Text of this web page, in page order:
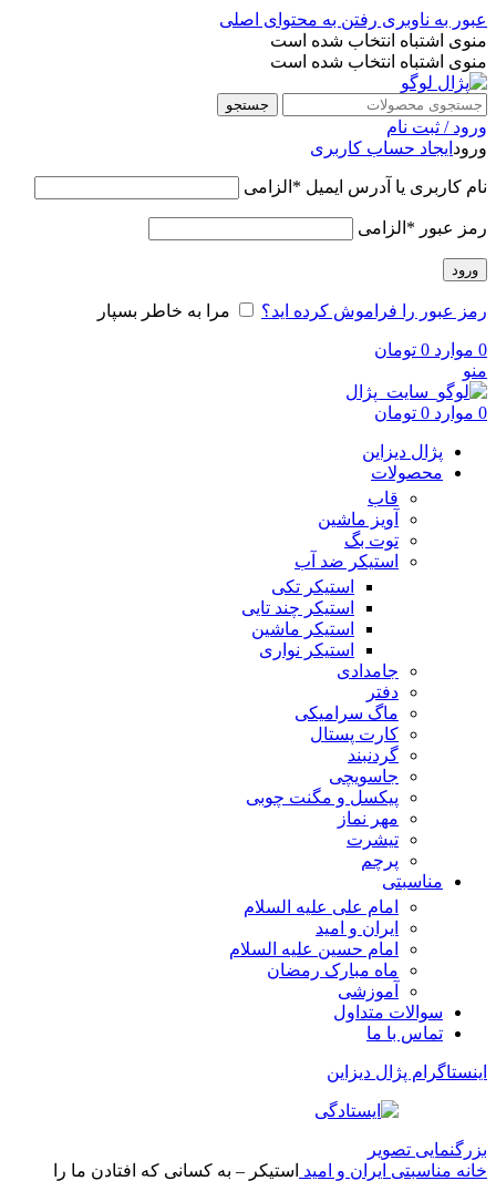
عبور به ناوبری رفتن به محتوای اصلی
منوی اشتباه انتخاب شده است
منوی اشتباه انتخاب شده است
جستجو
ورود / ثبت نام
ورود ایجاد حساب کاربری
نام کاربری یا آدرس ایمیل * الزامی
رمز عبور * الزامی
ورود
رمز عبور را فراموش کرده اید؟ مرا به خاطر بسپار
0 موارد 0 تومان
منو
0 موارد 0 تومان
پژال دیزاین
محصولات
قاب
آویز ماشین
توت بگ
استیکر ضد آب
استیکر تکی
استیکر چند تایی
استیکر ماشین
استیکر نواری
جامدادی
دفتر
ماگ سرامیکی
کارت پستال
گردنبند
جاسویچی
پیکسل و مگنت چوبی
مهر نماز
تیشرت
پرچم
مناسبتی
امام علی علیه السلام
ایران و امید
امام حسین علیه السلام
ماه مبارک رمضان
آموزشی
سوالات متداول
تماس با ما
اینستاگرام پژال دیزاین
بزرگنمایی تصویر
خانه مناسبتی ایران و امید استیکر – به کسانی که افتادن ما را